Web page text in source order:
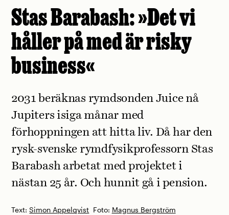
Stas Barabash: »Det vi
håller på med är risky
business«
Text:Simon Appelqvist Foto: Magnus Bergström
2031 beräknas rymdsonden Juice nå
Jupiters isiga månar med
förhoppningen att hitta liv. Då har den
rysk-svenske rymdfysikprofessorn Stas
Barabash arbetat med projektet i
nästan 25 år. Och hunnit gå i pension.